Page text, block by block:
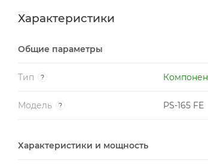
больших громкостях.
Характеристики
Общие параметры
Тип ?
Модель ? PS-165 FE
Характеристики и мощность